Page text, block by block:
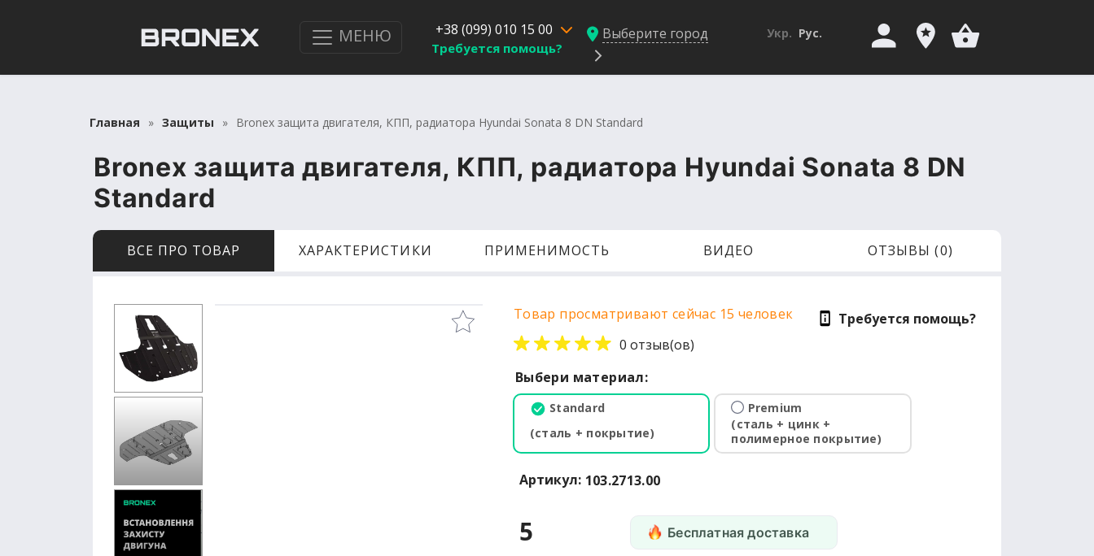
МЕНЮ +38 (099) 010 15 00
Требуется помощь?
Выберите город Укр. Рус.
Главная Защиты Bronex защита двигателя, КПП, радиатора Hyundai Sonata 8 DN Standard
Bronex защита двигателя, КПП, радиатора Hyundai Sonata 8 DN
Standard
ВСЕ ПРО ТОВАР ХАРАКТЕРИСТИКИ ПРИМЕНИМОСТЬ ВИДЕО ОТЗЫВЫ (0)
Товар просматривают сейчас 15 человек
0 отзыв(ов)
Требуется помощь?
Выбери материал:
Standard
(сталь + покрытие)
Premium
(сталь + цинк +
полимерное покрытие)
Артикул: 103.2713.00
5
Бесплатная доставка